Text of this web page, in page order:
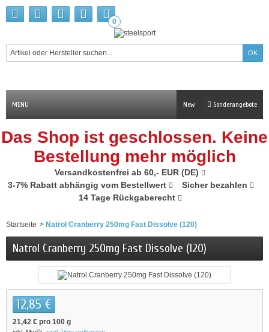
0
MENU Sonderangebote
New
Das Shop ist geschlossen. Keine
Bestellung mehr möglich
Versandkostenfrei ab 60,- EUR (DE)
3-7% Rabatt abhängig vom Bestellwert
Sicher bezahlen
14 Tage Rückgaberecht
Startseite > Natrol Cranberry 250mg Fast Dissolve (120)
Natrol Cranberry 250mg Fast Dissolve (120)
12,85 €
21,42 € pro 100 g